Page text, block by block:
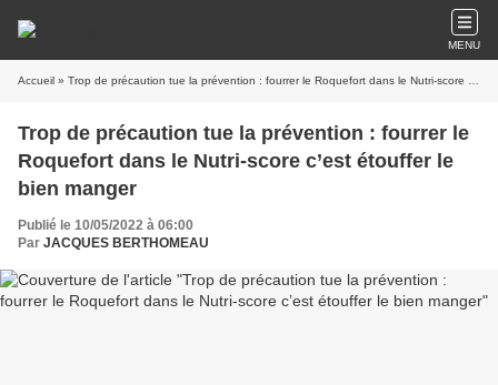
MENU
Accueil » Trop de précaution tue la prévention : fourrer le Roquefort dans le Nutri-score c’est étouffer le bien manger
Trop de précaution tue la prévention : fourrer le
Roquefort dans le Nutri-score c’est étouffer le
bien manger
Publié le 10/05/2022 à 06:00
Par JACQUES BERTHOMEAU